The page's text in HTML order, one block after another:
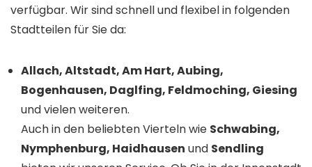
verfügbar. Wir sind schnell und flexibel in folgenden
Stadtteilen für Sie da:
Allach, Altstadt, Am Hart, Aubing,
Bogenhausen, Daglfing, Feldmoching, Giesing
und vielen weiteren.
Auch in den beliebten Vierteln wie Schwabing,
Nymphenburg, Haidhausen und Sendling